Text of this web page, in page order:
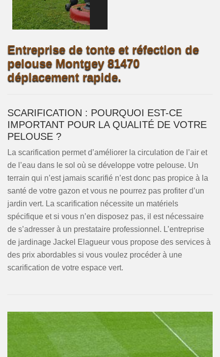
Entreprise de tonte et réfection de
pelouse Montgey 81470
déplacement rapide.
SCARIFICATION : POURQUOI EST-CE
IMPORTANT POUR LA QUALITÉ DE VOTRE
PELOUSE ?
La scarification permet d’améliorer la circulation de l’air et
de l’eau dans le sol où se développe votre pelouse. Un
terrain qui n’est jamais scarifié n’est donc pas propice à la
santé de votre gazon et vous ne pourrez pas profiter d’un
jardin vert. La scarification nécessite un matériels
spécifique et si vous n’en disposez pas, il est nécessaire
de s’adresser à un prestataire professionnel. L’entreprise
de jardinage Jackel Elagueur vous propose des services à
des prix abordables si vous voulez procéder à une
scarification de votre espace vert.